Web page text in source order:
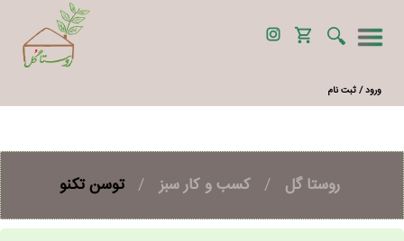
ورود / ثبت نام
روستا گل / کسب و کار سبز / توسن تکنو